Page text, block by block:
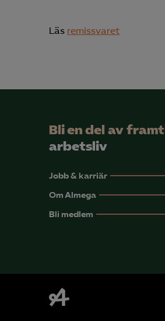
Läs remissvaret
Bli en del av
arbetsliv
Jobb & karriär
Om Almega
Bli medlem